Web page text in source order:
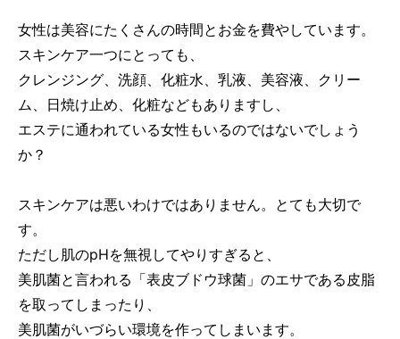
女性は美容にたくさんの時間とお金を費やしています。
スキンケア一つにとっても、
クレンジング、洗顔、化粧水、乳液、美容液、クリー
ム、日焼け止め、化粧などもありますし、
エステに通われている女性もいるのではないでしょう
か？
スキンケアは悪いわけではありません。とても大切で
す。
ただし肌のpHを無視してやりすぎると、
美肌菌と言われる「表皮ブドウ球菌」のエサである皮脂
を取ってしまったり、
美肌菌がいづらい環境を作ってしまいます。